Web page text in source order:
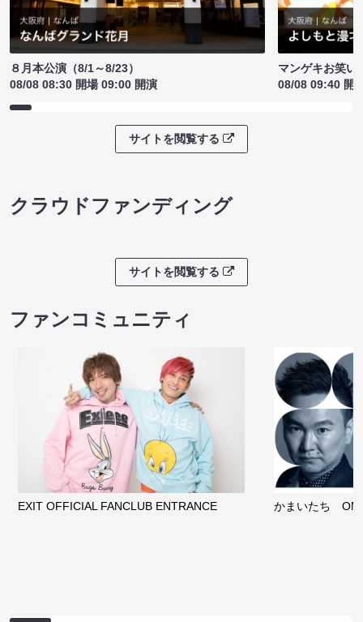
８月本公演（8/1～8/23）
08/08 08:30 開場 09:00 開演
マンゲキお笑い
08/08 09:40 開
サイトを閲覧する
クラウドファンディング
サイトを閲覧する
ファンコミュニティ
EXIT OFFICIAL FANCLUB ENTRANCE かまいたち